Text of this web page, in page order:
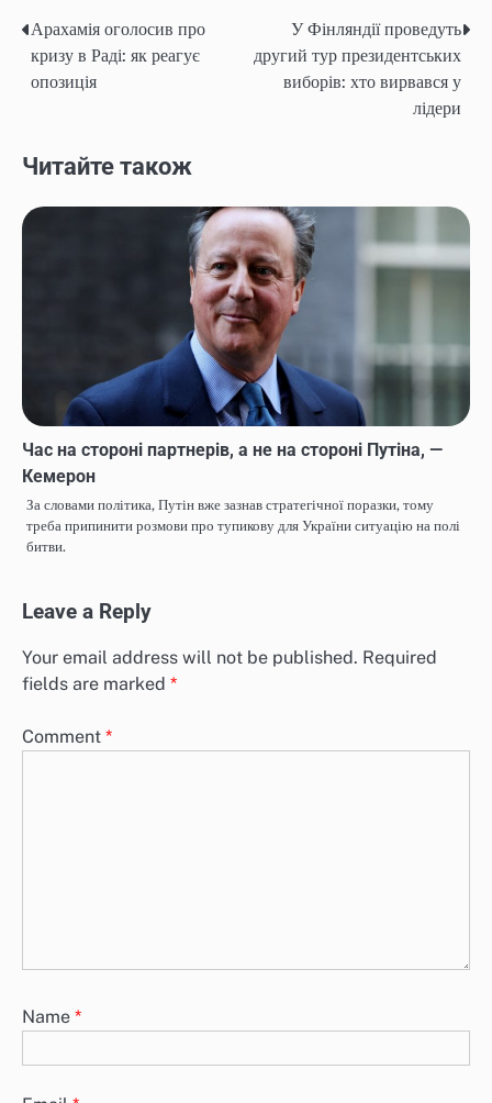
Post
navigation
Арахамія оголосив про
кризу в Раді: як реагує
опозиція
У Фінляндії проведуть
другий тур президентських
виборів: хто вирвався у
лідери
Читайте також
Час на стороні партнерів, а не на стороні Путіна, —
Кемерон
За словами політика, Путін вже зазнав стратегічної поразки, тому
треба припинити розмови про тупикову для України ситуацію на полі
битви.
Leave a Reply
Your email address will not be published. Required
fields are marked *
Comment *
Name *